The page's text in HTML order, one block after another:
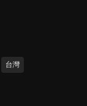
台灣